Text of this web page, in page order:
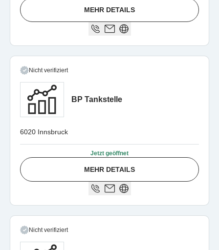
MEHR DETAILS
Nicht verifiziert
BP Tankstelle
6020 Innsbruck
Jetzt geöffnet
MEHR DETAILS
Nicht verifiziert